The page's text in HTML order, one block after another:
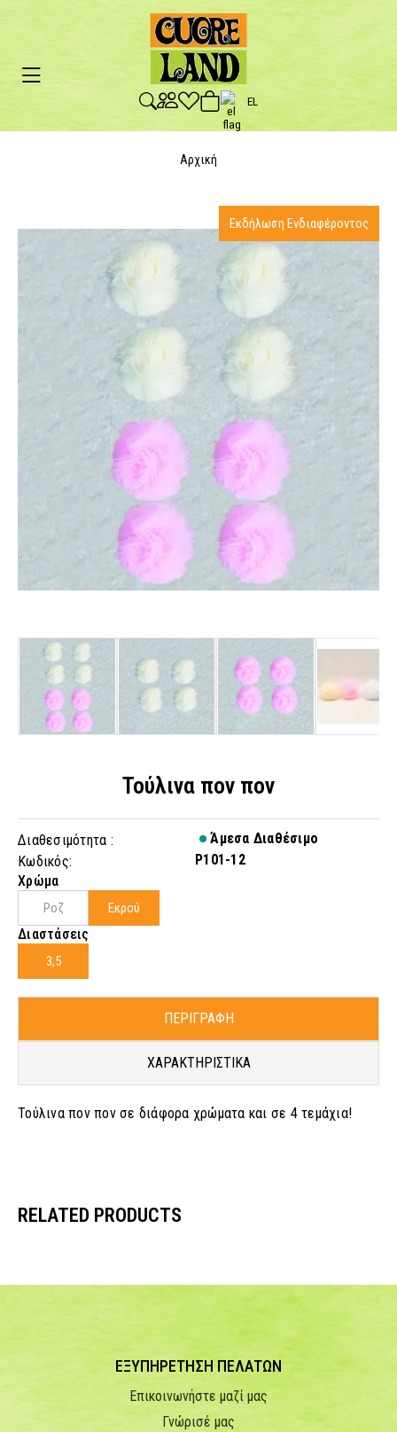
EL
Αρχική
Τούλινα πον πον
Διαθεσιμότητα :
Άμεσα Διαθέσιμο
Κωδικός:
P101-12
Χρώμα
Ροζ Εκρού
Διαστάσεις
3,5
ΠΕΡΙΓΡΑΦΗ
ΧΑΡΑΚΤΗΡΙΣΤΙΚΑ
Τούλινα πον πον σε διάφορα χρώματα και σε 4 τεμάχια!
Εκδήλωση Ενδιαφέροντος
RELATED PRODUCTS
ΕΞΥΠΗΡΕΤΗΣΗ ΠΕΛΑΤΩΝ
Επικοινωνήστε μαζί μας
Γνώρισέ μας